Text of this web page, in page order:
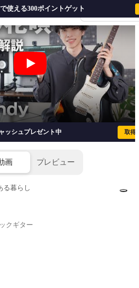
会員登録・ログイ
使える300ポイントゲット
怪獣の花唄 - Vaundy
ッシュプレゼント中 取得
画 プレビュー
る暮らし
クギター